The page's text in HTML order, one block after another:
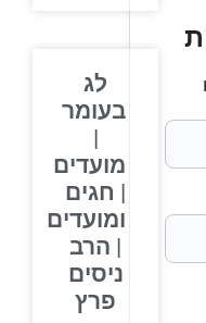
בעומר
מועדים
| חגים
ומועדים
| הרב
ניסים
פרץ